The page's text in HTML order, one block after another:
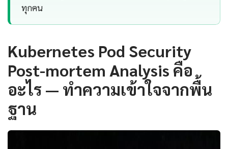
ทุกคน
Kubernetes Pod Security
Post-mortem Analysis คือ
อะไร — ทำความเข้าใจจากพื้น
ฐาน